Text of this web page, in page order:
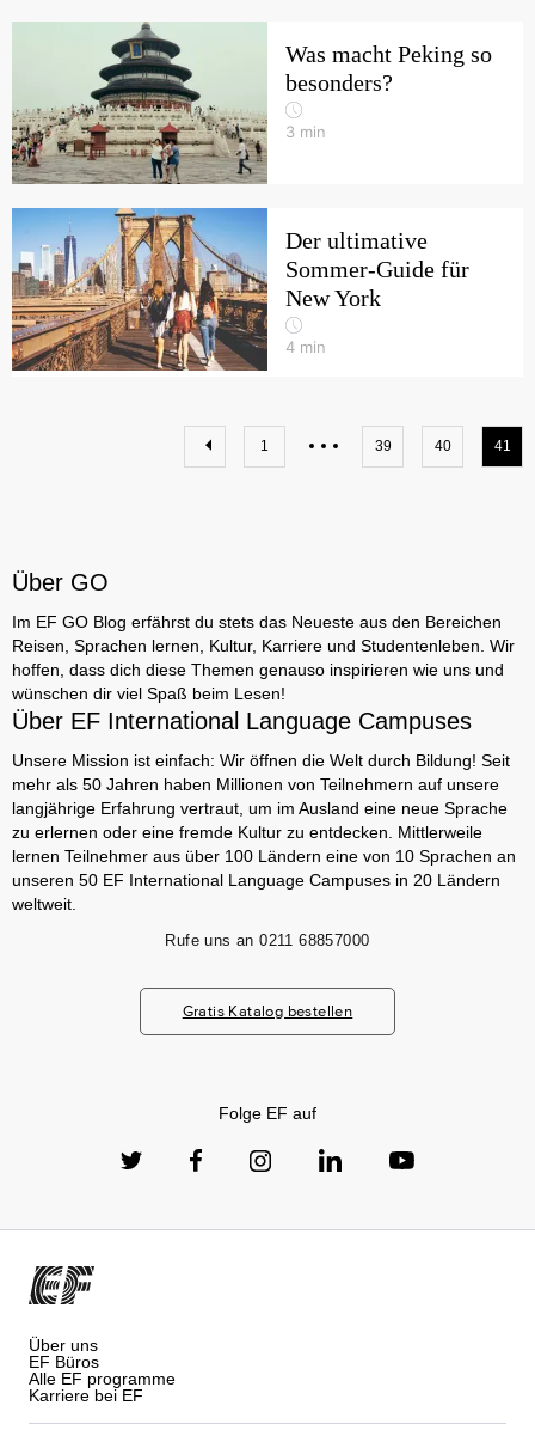
Was macht Peking so
besonders?
3 min
Der ultimative
Sommer-Guide für
New York
4 min
1 39 40 41
Über GO
Im EF GO Blog erfährst du stets das Neueste aus den Bereichen
Reisen, Sprachen lernen, Kultur, Karriere und Studentenleben. Wir
hoffen, dass dich diese Themen genauso inspirieren wie uns und
wünschen dir viel Spaß beim Lesen!
Über EF International Language Campuses
Unsere Mission ist einfach: Wir öffnen die Welt durch Bildung! Seit
mehr als 50 Jahren haben Millionen von Teilnehmern auf unsere
langjährige Erfahrung vertraut, um im Ausland eine neue Sprache
zu erlernen oder eine fremde Kultur zu entdecken. Mittlerweile
lernen Teilnehmer aus über 100 Ländern eine von 10 Sprachen an
unseren 50 EF International Language Campuses in 20 Ländern
weltweit.
Rufe uns an 0211 68857000
Gratis Katalog bestellen
Folge EF auf
Über uns
EF Büros
Alle EF programme
Karriere bei EF